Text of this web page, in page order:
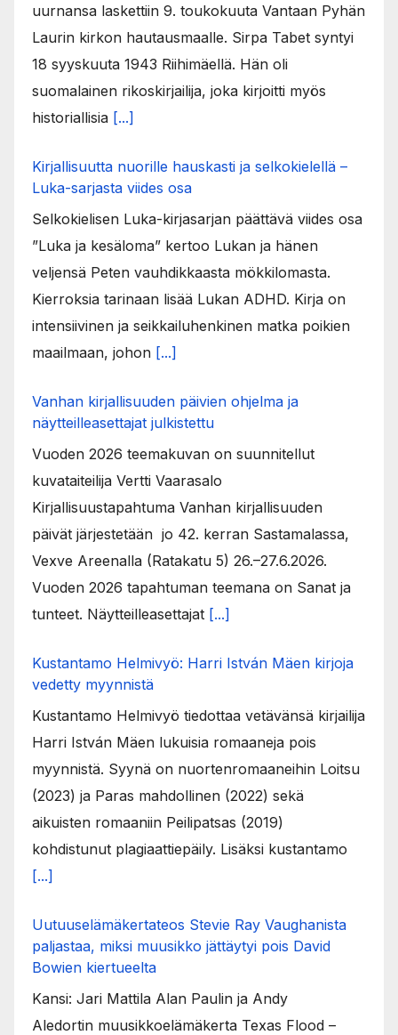
uurnansa laskettiin 9. toukokuuta Vantaan Pyhän
Laurin kirkon hautausmaalle. Sirpa Tabet syntyi
18 syyskuuta 1943 Riihimäellä. Hän oli
suomalainen rikoskirjailija, joka kirjoitti myös
historiallisia [...]
Kirjallisuutta nuorille hauskasti ja selkokielellä –
Luka-sarjasta viides osa
Selkokielisen Luka-kirjasarjan päättävä viides osa
”Luka ja kesäloma” kertoo Lukan ja hänen
veljensä Peten vauhdikkaasta mökkilomasta.
Kierroksia tarinaan lisää Lukan ADHD. Kirja on
intensiivinen ja seikkailuhenkinen matka poikien
maailmaan, johon [...]
Vanhan kirjallisuuden päivien ohjelma ja
näytteilleasettajat julkistettu
Vuoden 2026 teemakuvan on suunnitellut
kuvataiteilija Vertti Vaarasalo
Kirjallisuustapahtuma Vanhan kirjallisuuden
päivät järjestetään jo 42. kerran Sastamalassa,
Vexve Areenalla (Ratakatu 5) 26.–27.6.2026.
Vuoden 2026 tapahtuman teemana on Sanat ja
tunteet. Näytteilleasettajat [...]
Kustantamo Helmivyö: Harri István Mäen kirjoja
vedetty myynnistä
Kustantamo Helmivyö tiedottaa vetävänsä kirjailija
Harri István Mäen lukuisia romaaneja pois
myynnistä. Syynä on nuortenromaaneihin Loitsu
(2023) ja Paras mahdollinen (2022) sekä
aikuisten romaaniin Peilipatsas (2019)
kohdistunut plagiaattiepäily. Lisäksi kustantamo
[...]
Uutuuselämäkertateos Stevie Ray Vaughanista
paljastaa, miksi muusikko jättäytyi pois David
Bowien kiertueelta
Kansi: Jari Mattila Alan Paulin ja Andy
Aledortin muusikkoelämäkerta Texas Flood –